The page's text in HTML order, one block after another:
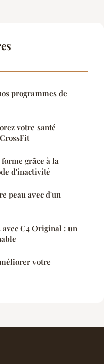
programmes de
votre santé
grâce à la
d'inactivité
peau avec d'un
C4 Original : un
votre